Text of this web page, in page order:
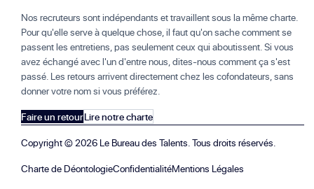
Nos recruteurs sont indépendants et travaillent sous la même charte.
Pour qu'elle serve à quelque chose, il faut qu'on sache comment se
passent les entretiens, pas seulement ceux qui aboutissent. Si vous
avez échangé avec l'un d'entre nous, dites-nous comment ça s'est
passé. Les retours arrivent directement chez les cofondateurs, sans
donner votre nom si vous préférez.
Faire un retourLire notre charte
Copyright ©2026 Le Bureau des Talents. Tous droits réservés.
Charte de DéontologieConfidentialitéMentions Légales